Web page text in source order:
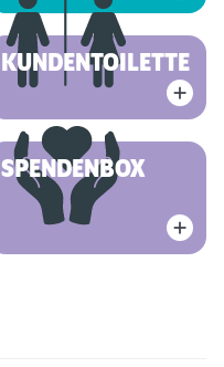
KUNDENTOILETTE
SPENDENBOX